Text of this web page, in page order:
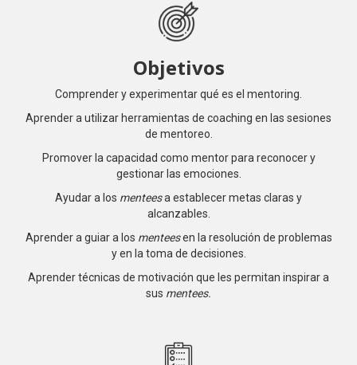
Objetivos
Comprender y experimentar qué es el mentoring.
Aprender a utilizar herramientas de coaching en las sesiones
de mentoreo.
Promover la capacidad como mentor para reconocer y
gestionar las emociones.
Ayudar a los menteesa establecer metas claras y
alcanzables.
Aprender a guiar a los menteesen la resolución de problemas
y en la toma de decisiones.
Aprender técnicas de motivación que les permitan inspirar a
sus mentees.